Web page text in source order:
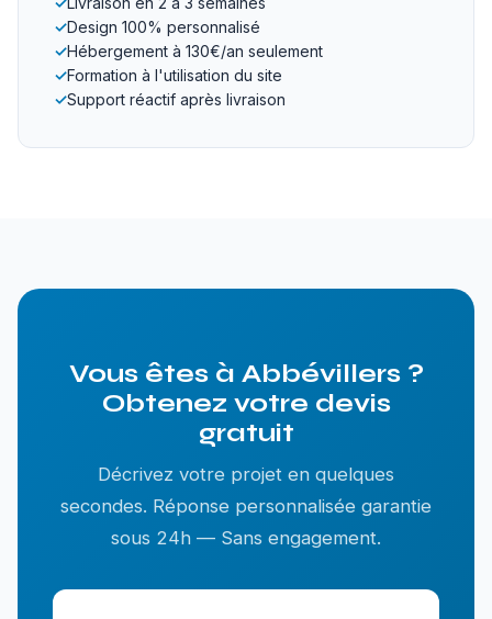
✓Design 100% personnalisé
✓Hébergement à 130€/an seulement
✓Formation à l'utilisation du site
✓Support réactif après livraison
Vous êtes à Abbévillers ?
Obtenez votre devis
gratuit
Décrivez votre projet en quelques
secondes. Réponse personnalisée garantie
sous 24h — Sans engagement.